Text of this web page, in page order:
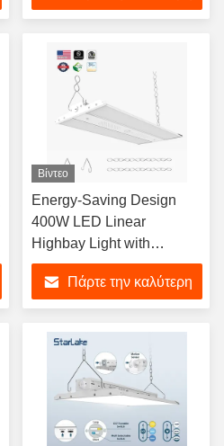
Βίντεο
Energy-Saving Design
400W LED Linear
Highbay Light with
Dimmable Function and
5000K CRI for
Warehouses
Πάρτε την καλύτερη